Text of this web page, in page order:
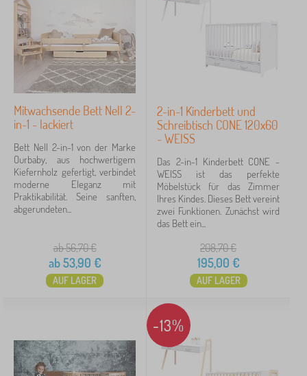
Mitwachsende Bett Nell 2-
in-1 - lackiert
Bett Nell 2-in-1 von der Marke
Ourbaby, aus hochwertigem
Kiefernholz gefertigt, verbindet
moderne Eleganz mit
Praktikabilität. Seine sanften,
abgerundeten...
ab 56,70€
ab53,90 €
AUF LAGER
2-in-1 Kinderbett und
Schreibtisch CONE 120x60
- WEISS
Das 2-in-1 Kinderbett CONE -
WEISS ist das perfekte
Möbelstück für das Zimmer
Ihres Kindes. Dieses Bett vereint
zwei Funktionen. Zunächst wird
das Bett ein...
208,70€
195,00 €
AUF LAGER
-13%